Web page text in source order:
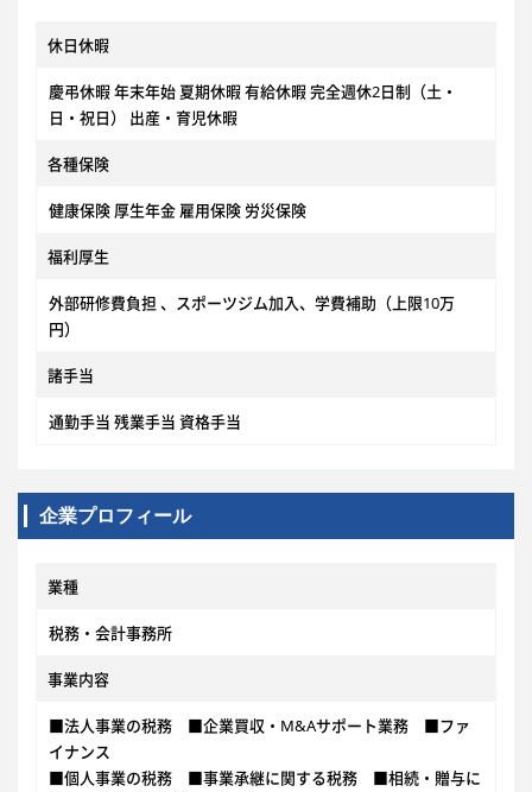
休日休暇
慶弔休暇 年末年始 夏期休暇 有給休暇 完全週休2日制（土・
日・祝日） 出産・育児休暇
各種保険
健康保険 厚生年金 雇用保険 労災保険
福利厚生
外部研修費負担 、スポーツジム加入、学費補助（上限10万
円）
諸手当
通勤手当 残業手当 資格手当
企業プロフィール
業種
税務・会計事務所
事業内容
■法人事業の税務 ■企業買収・M&Aサポート業務 ■ファ
イナンス
■個人事業の税務 ■事業承継に関する税務 ■相続・贈与に